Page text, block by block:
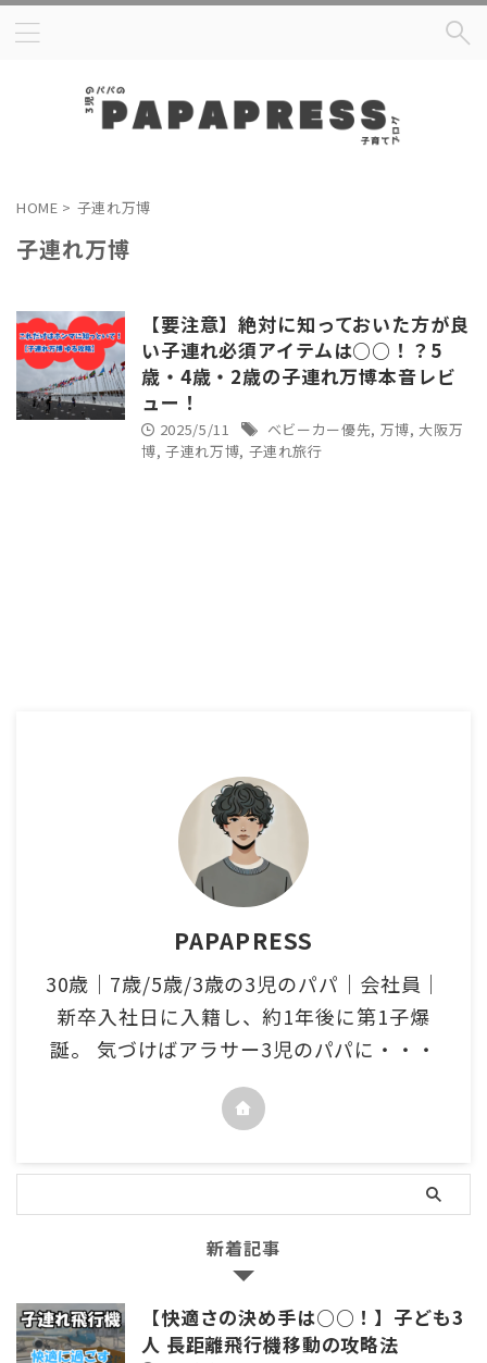
HOME > 子連れ万博
子連れ万博
【要注意】絶対に知っておいた方が良
い子連れ必須アイテムは○○！？5
歳・4歳・2歳の子連れ万博本音レビ
ュー！
2025/5/11 ベビーカー優先, 万博,大阪万
博, 子連れ万博, 子連れ旅行
PAPAPRESS
30歳｜7歳/5歳/3歳の3児のパパ｜会社員｜
新卒入社日に入籍し、約1年後に第1子爆
誕。 気づけばアラサー3児のパパに・・・
新着記事
【快適さの決め手は○○！】子ども3
人 長距離飛行機移動の攻略法